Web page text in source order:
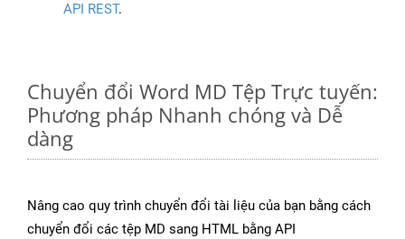
API REST.
Chuyển đổi Word MD Tệp Trực tuyến:
Phương pháp Nhanh chóng và Dễ
dàng
Nâng cao quy trình chuyển đổi tài liệu của bạn bằng cách
chuyển đổi các tệp MD sang HTML bằng API